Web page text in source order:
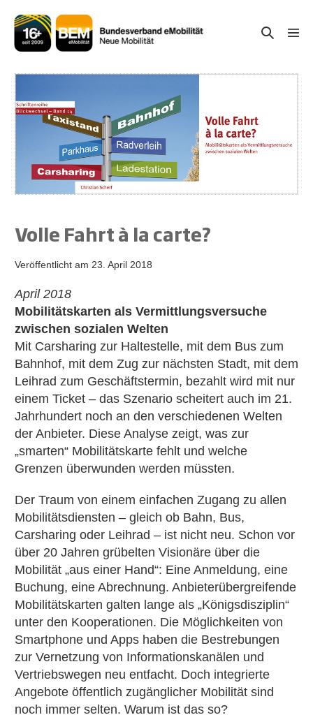
Inhalt
springen
Suche-
Volle Fahrt à la carte?
Veröffentlicht am 23. April 2018
April 2018
Mobilitätskarten als Vermittlungsversuche
zwischen sozialen Welten
Mit Carsharing zur Haltestelle, mit dem Bus zum
Bahnhof, mit dem Zug zur nächsten Stadt, mit dem
Leihrad zum Geschäftstermin, bezahlt wird mit nur
einem Ticket – das Szenario scheitert auch im 21.
Jahrhundert noch an den verschiedenen Welten
der Anbieter. Diese Analyse zeigt, was zur
„smarten“ Mobilitätskarte fehlt und welche
Grenzen überwunden werden müssten.
Der Traum von einem einfachen Zugang zu allen
Mobilitätsdiensten – gleich ob Bahn, Bus,
Carsharing oder Leihrad – ist nicht neu. Schon vor
über 20 Jahren grübelten Visionäre über die
Mobilität „aus einer Hand“: Eine Anmeldung, eine
Buchung, eine Abrechnung. Anbieterübergreifende
Mobilitätskarten galten lange als „Königsdisziplin“
unter den Kooperationen. Die Möglichkeiten von
Smartphone und Apps haben die Bestrebungen
zur Vernetzung von Informationskanälen und
Vertriebswegen neu entfacht. Doch integrierte
Angebote öffentlich zugänglicher Mobilität sind
noch immer selten. Warum ist das so?